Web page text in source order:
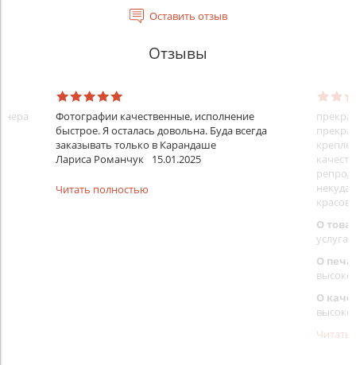
Оставить отзыв
Отзывы
Фотографии качественные, исполнение
быстрое. Я осталась довольна. Буда всегда
заказывать только в Карандаше
Лариса Романчук
15.01.2025
Читать полностью
О
услуга
О
О
Читать